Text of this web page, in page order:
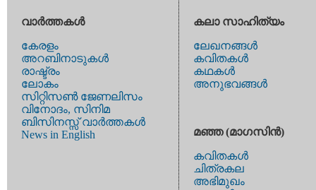
വാര്‍ത്തകള്‍
കേരളം
അറബിനാടുകള്‍
രാഷ്ട്രം
ലോകം
സിറ്റിസണ്‍ ജേണലിസം
വിനോദം, സിനിമ
ബിസിനസ്സ് വാര്‍ത്തകള്‍
News in English
കലാ സാഹിത്യം
ലേഖനങ്ങള്‍
കവിതകള്‍
കഥകള്‍
അനുഭവങ്ങള്‍
മഞ്ഞ (മാഗസിന്‍)
കവിതകള്‍
ചിത്രകല
അഭിമുഖം